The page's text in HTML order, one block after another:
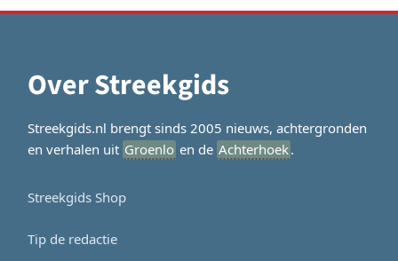
Over Streekgids
Streekgids.nl brengt sinds 2005 nieuws, achtergronden
en verhalen uit Groenlo en de Achterhoek.
Streekgids Shop
Tip de redactie